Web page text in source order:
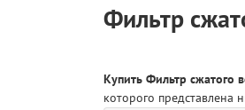
Фильтр
Купить Фильтр сжатого
которого представлена